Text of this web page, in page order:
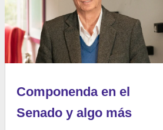
Componenda en el
Senado y algo más